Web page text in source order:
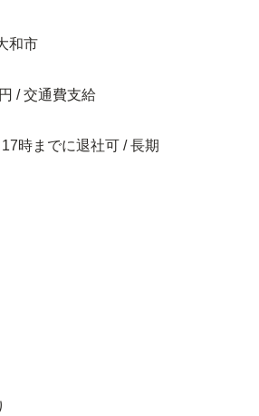
和市
/ 交通費支給
時までに退社可 / 長期